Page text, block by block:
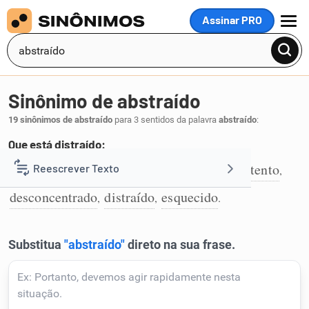
Assinar PRO
MENU
Reescrever Texto
Resumir Texto
Corrigir Texto
Detector de IA
Sinônimo de abstraído
19 sinônimos de abstraído para 3 sentidos da palavra abstraído:
Que está distraído:
1 alheado,abstrato desatento,
desconcentrado, distraído, esquecido.